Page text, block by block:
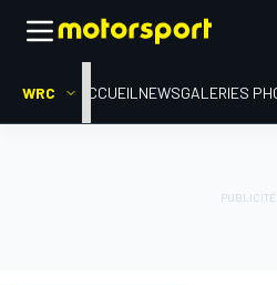
WRC ACCUEIL NEWSGALERIES